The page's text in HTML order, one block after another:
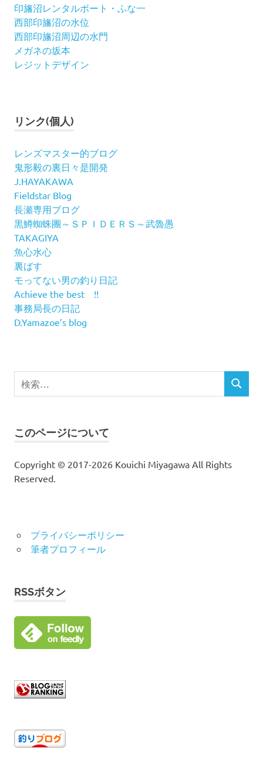
印旛沼レンタルボート・ふな一
西部印旛沼の水位
西部印旛沼周辺の水門
メガネの坂本
レジットデザイン
リンク(個人)
レンズマスター的ブログ
鬼形毅の裏日々是開発
J.HAYAKAWA
Fieldstar Blog
長瀬専用ブログ
黒鱒蜘蛛團～ＳＰＩＤＥＲＳ～武魯愚
TAKAGIYA
魚心水心
裏ばす
モってない男の釣り日記
Achieve the best !!
事務局長の日記
D.Yamazoe’s blog
検
索
検
このページについて
Copyright © 2017-2026 Kouichi Miyagawa All Rights
Reserved.
プライバシーポリシー
筆者プロフィール
RSSボタン